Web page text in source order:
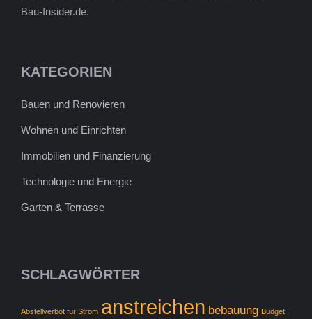
Bau-Insider.de.
KATEGORIEN
Bauen und Renovieren
Wohnen und Einrichten
Immobilien und Finanzierung
Technologie und Energie
Garten & Terrasse
SCHLAGWÖRTER
Abstellverbot für Strom anstreichen bebauung Budget